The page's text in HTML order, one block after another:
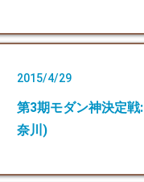
2015/4/29
第3期モダン神決定
奈川)